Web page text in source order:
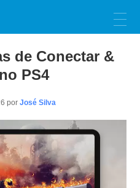
de Conectar &
PS4
porJosé Silva